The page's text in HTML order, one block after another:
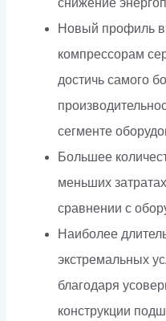
Новый профиль
компрессорам
достичь самого
сегменте
Большее
меньших
сравнении с
Наиболее
экстремальных
благодаря
конструкции